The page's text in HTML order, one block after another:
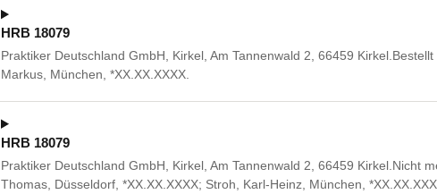
HRB 18079
Praktiker Deutschland GmbH, Kirkel, Am Tannenwald 2, 66459
Markus, München, *XX.XX.XXXX.
HRB 18079
Praktiker Deutschland GmbH, Kirkel, Am Tannenwald 2, 66459 Kirkel.Nicht
Thomas, Düsseldorf, *XX.XX.XXXX; Stroh, Karl-Heinz, München,